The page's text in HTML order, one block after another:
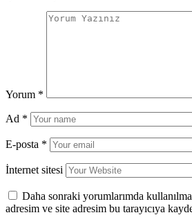
Yorum *
Ad *
E-posta *
İnternet sitesi
Daha sonraki yorumlarımda
adresim ve site adresim bu tarayıcıya